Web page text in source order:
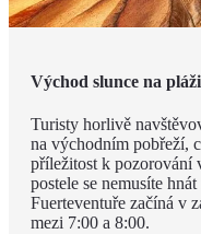
Východ slunce na pláži
Turisty horlivě
na východním pobřeží,
příležitost k pozorování
postele se nemusíte
Fuerteventuře začíná v
mezi 7:00 a 8:00.